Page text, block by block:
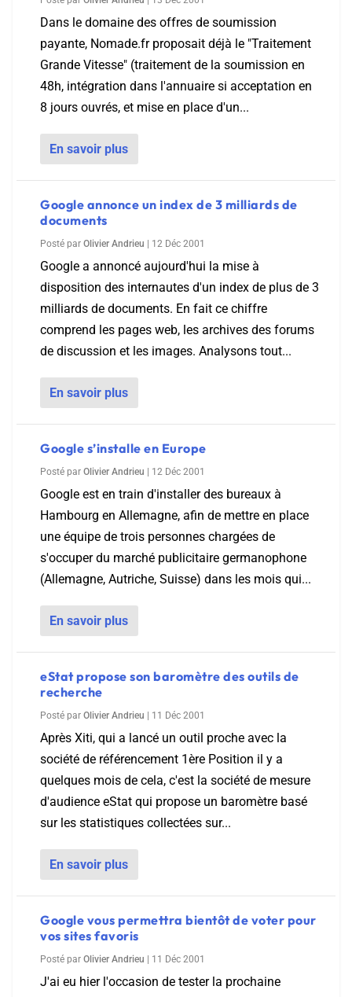
Dans le domaine des offres de soumission
payante, Nomade.fr proposait déjà le "Traitement
Grande Vitesse" (traitement de la soumission en
48h, intégration dans l'annuaire si acceptation en
8 jours ouvrés, et mise en place d'un...
En savoir plus
Google annonce un index de 3 milliards de
documents
Posté par Olivier Andrieu 12 Déc 2001
Google a annoncé aujourd'hui la mise à
disposition des internautes d'un index de plus de 3
milliards de documents. En fait ce chiffre
comprend les pages web, les archives des forums
de discussion et les images. Analysons tout...
En savoir plus
Google s’installe en Europe
Posté par Olivier Andrieu 12 Déc 2001
Google est en train d'installer des bureaux à
Hambourg en Allemagne, afin de mettre en place
une équipe de trois personnes chargées de
s'occuper du marché publicitaire germanophone
(Allemagne, Autriche, Suisse) dans les mois qui...
En savoir plus
eStat propose son baromètre des outils de
recherche
Posté par Olivier Andrieu 11 Déc 2001
Après Xiti, qui a lancé un outil proche avec la
société de référencement 1ère Position il y a
quelques mois de cela, c'est la société de mesure
d'audience eStat qui propose un baromètre basé
sur les statistiques collectées sur...
En savoir plus
Google vous permettra bientôt de voter pour
vos sites favoris
Posté par Olivier Andrieu 11 Déc 2001
J'ai eu hier l'occasion de tester la prochaine